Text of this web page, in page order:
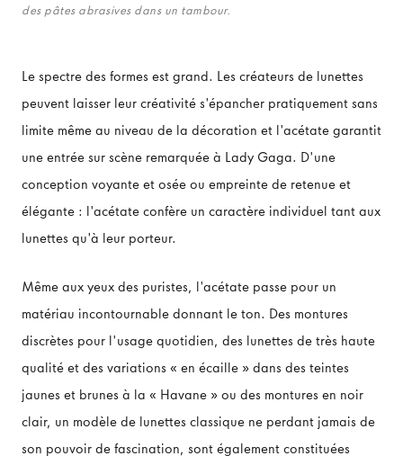
des pâtes abrasives dans un tambour.
Le spectre des formes est grand. Les créateurs de lunettes
peuvent laisser leur créativité s'épancher pratiquement sans
limite même au niveau de la décoration et l'acétate garantit
une entrée sur scène remarquée à Lady Gaga. D'une
conception voyante et osée ou empreinte de retenue et
élégante : l'acétate confère un caractère individuel tant aux
lunettes qu'à leur porteur.
Même aux yeux des puristes, l'acétate passe pour un
matériau incontournable donnant le ton. Des montures
discrètes pour l'usage quotidien, des lunettes de très haute
qualité et des variations « en écaille » dans des teintes
jaunes et brunes à la « Havane » ou des montures en noir
clair, un modèle de lunettes classique ne perdant jamais de
son pouvoir de fascination, sont également constituées